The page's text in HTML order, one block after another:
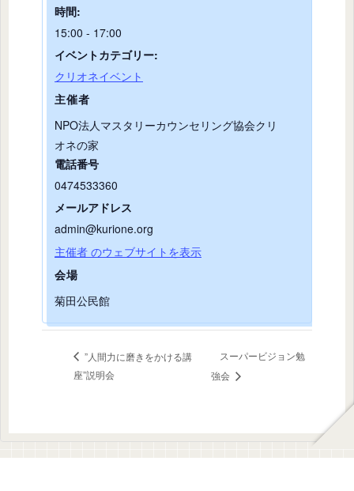
時間:
15:00 - 17:00
イベントカテゴリー:
クリオネイベント
会場
菊田公民館
主催者
NPO法人マスタリーカウンセリング協会クリ
オネの家
電話番号
0474533360
メールアドレス
admin@kurione.org
主催者 のウェブサイトを表示
”人間力に磨きをかける講
座”説明会
スーパービジョン勉
強会